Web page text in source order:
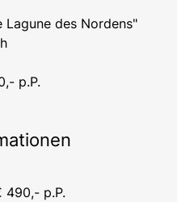
Lagune des Nordens"
p.P.
490,- p.P.